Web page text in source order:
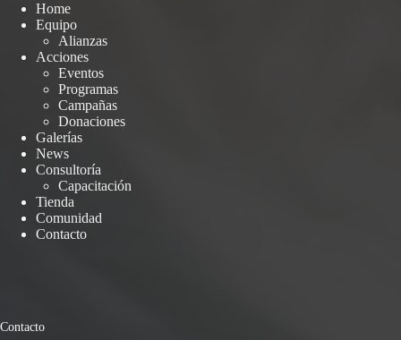
Home
Equipo
Alianzas
Acciones
Eventos
Programas
Campañas
Donaciones
Galerías
News
Consultoría
Capacitación
Tienda
Comunidad
Contacto
Contacto